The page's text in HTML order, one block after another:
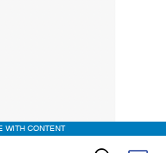
WITH CONTENT